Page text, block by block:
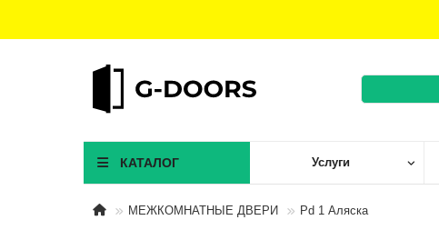
КАТАЛОГ Услуги
МЕЖКОМНАТНЫЕ ДВЕРИ Pd 1 Аляска